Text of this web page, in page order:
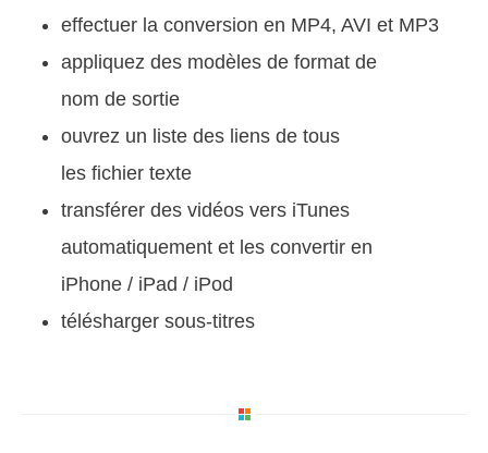
effectuer la conversion en MP4, AVI et MP3
appliquez des modèles de format de
nom de sortie
ouvrez un liste des liens de tous
les fichier texte
transférer des vidéos vers iTunes
automatiquement et les convertir en
iPhone / iPad / iPod
télésharger sous-titres